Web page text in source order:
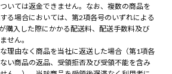
いては返金できません。なお、複数の商品を
る場合においては、第2項各号のいずれによる
購入した際にかかる配送料、配送手数料及び
せん。
理由なく商品を当社に返送した場合（第1項各
い商品の返品、受領拒否及び受領不能を含み